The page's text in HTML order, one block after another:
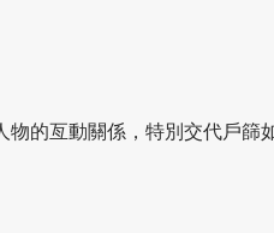
的亙動關係，特別交代戶